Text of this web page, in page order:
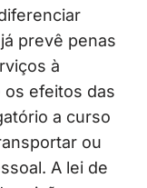
prevê penas
à
os efeitos das
a curso
ou
A lei de